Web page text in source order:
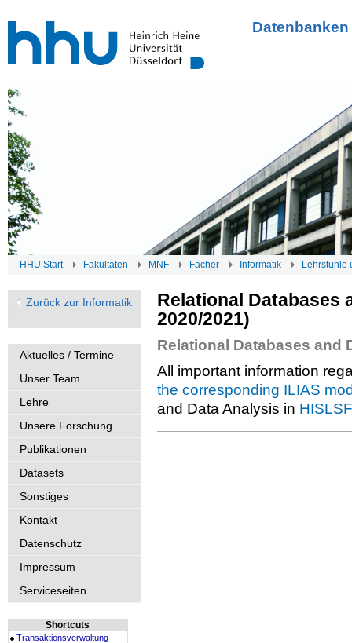
HHU Start Fakultäten MNF Fächer Informatik Lehrstühle
Zurück zur Informatik
Aktuelles / Termine
Unser Team
Lehre
Unsere Forschung
Publikationen
Datasets
Sonstiges
Kontakt
Datenschutz
Impressum
Serviceseiten
Shortcuts
Transaktionsverwaltung
Relational Databases
2020/2021)
Relational Databases and
All important information
the corresponding ILIAS
and Data Analysis in HISLSF